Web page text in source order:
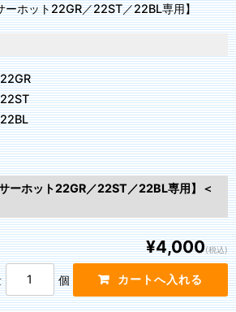
ーホット22GR／22ST／22BL専用】
ーホット22GR／22ST／22BL専用】＜
¥4,000(税込)
個